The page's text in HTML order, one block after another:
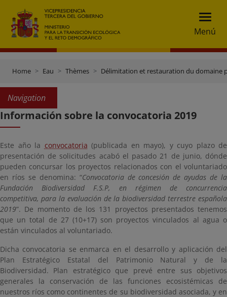
Menú
Home Eau Thèmes Délimitation et restauration du domaine
Navigation
Información sobre la convocatoria 2019
Este año la convocatoria (publicada en mayo), y cuyo plazo de
presentación de solicitudes acabó el pasado 21 de junio, dónde
pueden concursar los proyectos relacionados con el voluntariado
en ríos se denomina: “Convocatoria de concesión de ayudas de la
Fundación Biodiversidad F.S.P, en régimen de concurrencia
competitiva, para la evaluación de la biodiversidad terrestre española
2019”. De momento de los 131 proyectos presentados tenemos
que un total de 27 (10+17) son proyectos vinculados al agua o
están vinculados al voluntariado.
Dicha convocatoria se enmarca en el desarrollo y aplicación del
Plan Estratégico Estatal del Patrimonio Natural y de la
Biodiversidad. Plan estratégico que prevé entre sus objetivos
generales la conservación de las funciones ecosistémicas de
nuestros ríos como continentes de su biodiversidad asociada, y en